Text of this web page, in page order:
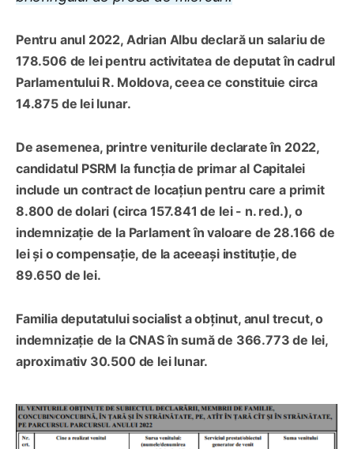
Pentru anul 2022, Adrian Albu declară un salariu de
178.506 de lei pentru activitatea de deputat în cadrul
Parlamentului R. Moldova, ceea ce constituie circa
14.875 de lei lunar.
De asemenea, printre veniturile declarate în 2022,
candidatul PSRM la funcția de primar al Capitalei
include un contract de locațiun pentru care a primit
8.800 de dolari (circa 157.841 de lei - n. red.), o
indemnizație de la Parlament în valoare de 28.166 de
lei și o compensație, de la aceeași instituție, de
89.650 de lei.
Familia deputatului socialist a obținut, anul trecut, o
indemnizație de la CNAS în sumă de 366.773 de lei,
aproximativ 30.500 de lei lunar.